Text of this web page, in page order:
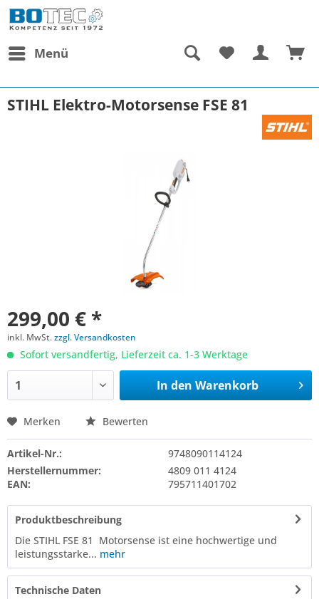
Menü
STIHL Elektro-Motorsense FSE 81
299,00 € *
inkl. MwSt.zzgl. Versandkosten
Sofort versandfertig, Lieferzeit ca. 1-3 Werktage
In den Warenkorb
Merken Bewerten
Artikel-Nr.:
9748090114124
Herstellernummer:
4809 011 4124
EAN:
795711401702
Produktbeschreibung
Die STIHL FSE 81 Motorsense ist eine hochwertige und
leistungsstarke... mehr
Technische Daten